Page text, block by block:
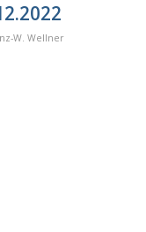
W. Wellner